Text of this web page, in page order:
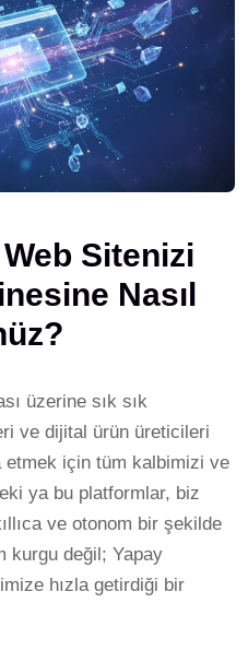
Sitenizi
Nasıl
üzerine sık sık
ve dijital ürün üreticileri
etmek için tüm kalbimizi ve
ya bu platformlar, biz
ve otonom bir şekilde
kurgu değil; Yapay
hızla getirdiği bir